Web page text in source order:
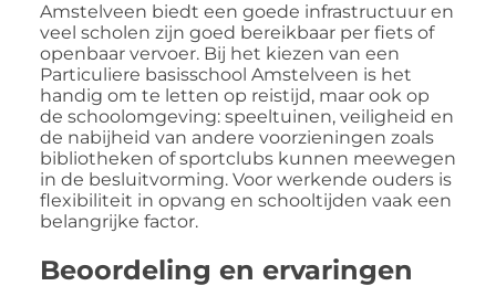
Amstelveen biedt een goede infrastructuur en
veel scholen zijn goed bereikbaar per fiets of
openbaar vervoer. Bij het kiezen van een
Particuliere basisschool Amstelveen is het
handig om te letten op reistijd, maar ook op
de schoolomgeving: speeltuinen, veiligheid en
de nabijheid van andere voorzieningen zoals
bibliotheken of sportclubs kunnen meewegen
in de besluitvorming. Voor werkende ouders is
flexibiliteit in opvang en schooltijden vaak een
belangrijke factor.
Beoordeling en ervaringen